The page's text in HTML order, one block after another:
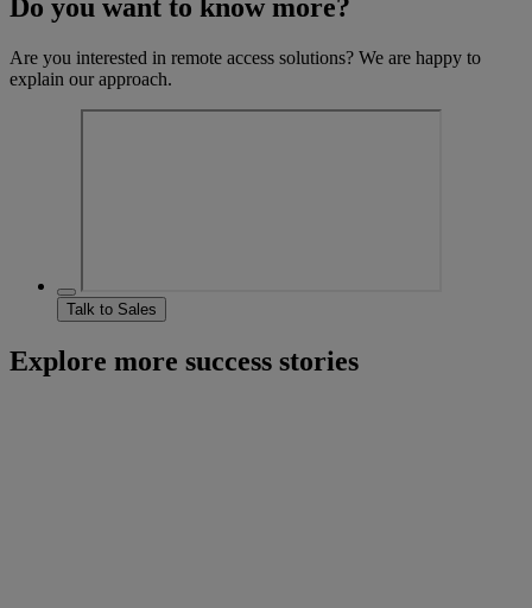
Do you want to know more?
Are you interested in remote access solutions? We are happy to
explain our approach.
Talk to Sales
Explore more success stories